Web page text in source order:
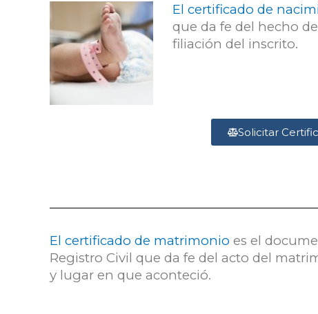
El certificado de
que da fe del hecho
filiación del inscrito.
Solicitar
El certificado de matrimonio es el
Registro Civil que da fe del acto del
y lugar en que aconteció.